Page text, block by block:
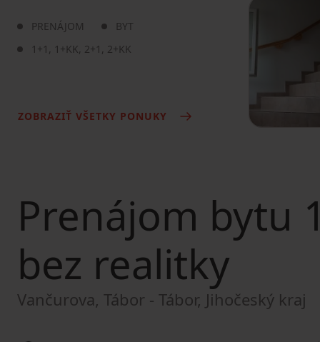
PRENÁJOM
BYT
1+1 , 1+KK, 2+1 , 2+KK
ZOBRAZIŤ VŠETKY PONUKY
Prenájom bytu
bez realitky
Vančurova, Tábor - Tábor, Jihočeský kraj